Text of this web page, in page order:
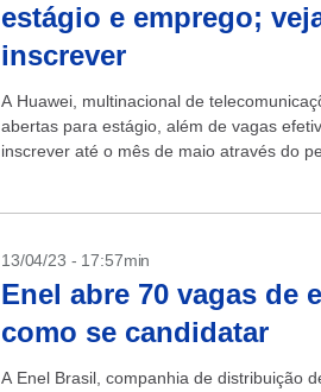
estágio e emprego;
inscrever
A Huawei, multinacional de
abertas para estágio, além de vagas
inscrever até o mês de maio através do
13/04/23 - 17:57min
Enel abre 70 vagas de
como se candidatar
A Enel Brasil, companhia de distribuição